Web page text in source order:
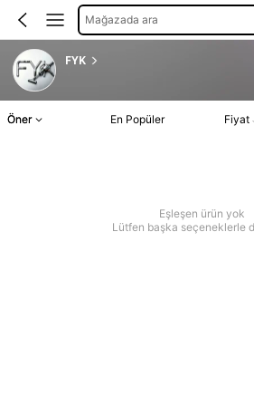
Mağazada ara
FYK
Öner En Popüler Fiyat
Eşleşen ürün yok
Lütfen başka seçeneklerle